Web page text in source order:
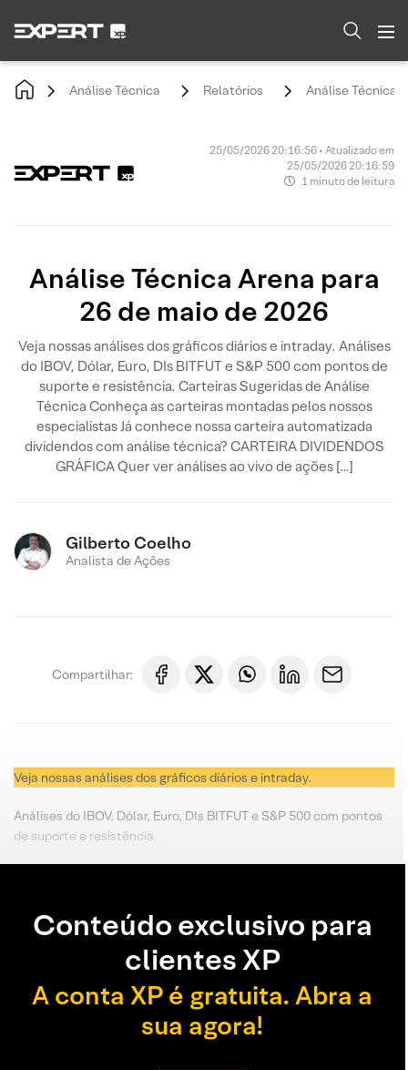
Análise Técnica Relatórios Análise Técnica
25/05/2026 20:16:56 • Atualizado em
25/05/2026 20:16:59
1 minuto de leitura
Análise Técnica Arena para
26 de maio de 2026
Veja nossas análises dos gráficos diários e intraday. Análises
do IBOV, Dólar, Euro, DIs BITFUT e S&P 500 com pontos de
suporte e resistência. Carteiras Sugeridas de Análise
Técnica Conheça as carteiras montadas pelos nossos
especialistas Já conhece nossa carteira automatizada
dividendos com análise técnica? CARTEIRA DIVIDENDOS
GRÁFICA Quer ver análises ao vivo de ações […]
Gilberto Coelho
Analista de Ações
Compartilhar:
Veja nossas análises dos gráficos diários e intraday.
Análises do IBOV, Dólar, Euro, DIs BITFUT e S&P 500 com pontos
de suporte e resistência.
Conteúdo exclusivo para
clientes XP
A conta XP é gratuita. Abra a
sua agora!